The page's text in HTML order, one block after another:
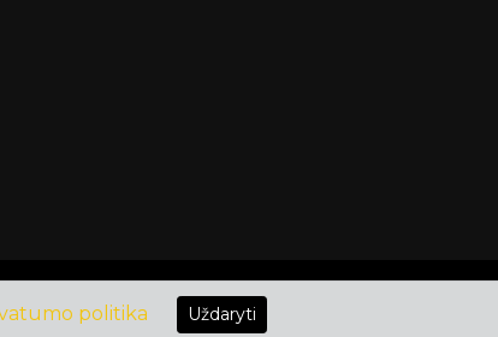
politika Uždaryti